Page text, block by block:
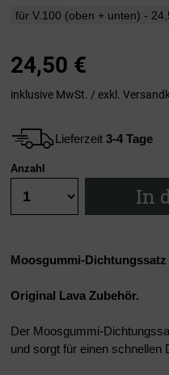
24,50 €
inklusive MwSt. / exkl.
Lieferzeit 3-4 Tage
Anzahl
In
Moosgummi-Dichtungssatz
Original Lava Zubehör.
Der Moosgummi-
und sorgt für einen schnellen